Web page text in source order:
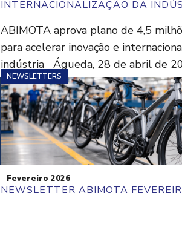
INTERNACIONALIZAÇÃO DA
ABIMOTA aprova plano de 4,5
para acelerar inovação e
indústria Águeda, 28 de abril de
Fevereiro 2026
NEWSLETTERS
NEWSLETTER ABIMOTA